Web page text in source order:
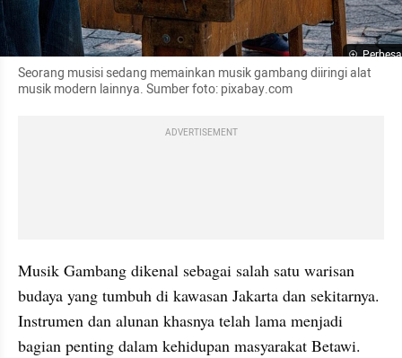
Seorang musisi sedang memainkan musik gambang diiringi alat
musik modern lainnya. Sumber foto: pixabay.com
ADVERTISEMENT
Musik Gambang dikenal sebagai salah satu warisan
budaya yang tumbuh di kawasan Jakarta dan sekitarnya.
Instrumen dan alunan khasnya telah lama menjadi
bagian penting dalam kehidupan masyarakat Betawi.